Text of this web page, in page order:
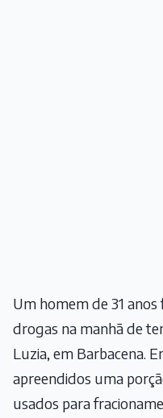
Um homem de 31
drogas na manhã de
Luzia, em Barbacena.
apreendidos uma
usados para